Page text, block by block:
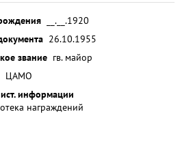
__.__.1920
26.10.1955
звание гв. майор
ЦАМО
информации
награждений